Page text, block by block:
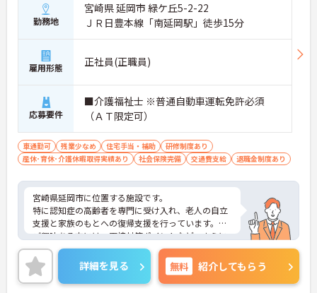
勤務地
宮崎県 延岡市 緑ケ丘5-2-22
ＪＲ日豊本線「南延岡駅」徒歩15分
雇用形態 正社員(正職員)
応募要件
■介護福祉士 ※普通自動車運転免許必須
（ＡＴ限定可）
車通勤可 残業少なめ 住宅手当・補助
研修制度あり
産休･育休･介護休暇取得実績あり
社会保険完備 交通費支給 退職金制度あり
宮崎県延岡市に位置する施設です。
特に認知症の高齢者を専門に受け入れ、老人の自立
支援と家族のもとへの復帰支援を行っています。
ご興味ある方には、面接対策ポイントなど、さらに
詳細をお話しいたしますのでお気軽にご相談くださ
い！
詳細を見る 無料 紹介してもらう